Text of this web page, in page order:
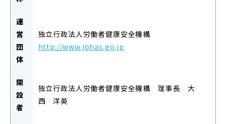
運
営
団
体
独立行政法人労働者健康安全機構
http://www.johas.go.jp
開
設
者
独立行政法人労働者健康安全機構 理事長 大
西 洋英